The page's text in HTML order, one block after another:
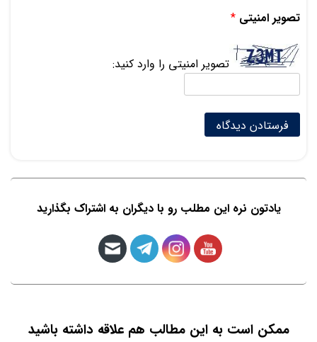
تصویر امنیتی *
تصویر امنیتی را وارد کنید:
یادتون نره این مطلب رو با دیگران به اشتراک بگذارید
ممکن است به این مطالب هم علاقه داشته باشید